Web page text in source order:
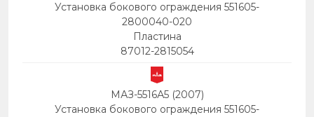
Установка бокового ограждения 551605-
2800040-020
Пластина
87012-2815054
МАЗ-5516А5 (2007)
Установка бокового ограждения 551605-